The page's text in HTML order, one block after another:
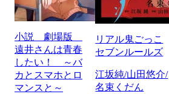
小説 劇場版
遠井さんは青春
したい！ ～バ
カとスマホとロ
マンスと～
リアル鬼ごっこ
セブンルールズ
江坂純/山田悠介/
名束くだん